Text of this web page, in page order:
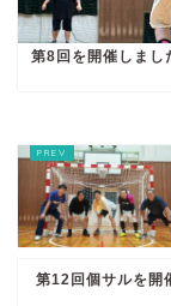
第8回を開催しまし
第12回個サルを開